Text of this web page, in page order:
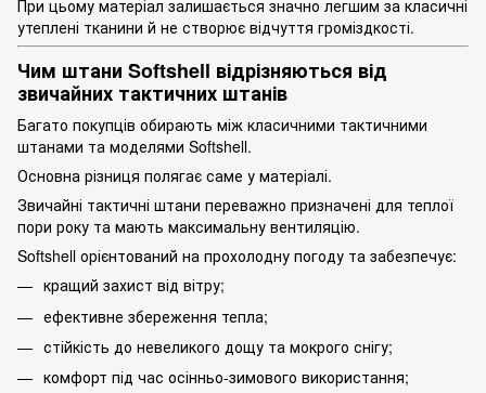
При цьому матеріал залишається значно легшим за класичні
утеплені тканини й не створює відчуття громіздкості.
Чим штани Softshell відрізняються від
звичайних тактичних штанів
Багато покупців обирають між класичними тактичними
штанами та моделями Softshell.
Основна різниця полягає саме у матеріалі.
Звичайні тактичні штани переважно призначені для теплої
пори року та мають максимальну вентиляцію.
Softshell орієнтований на прохолодну погоду та забезпечує:
кращий захист від вітру;
ефективне збереження тепла;
стійкість до невеликого дощу та мокрого снігу;
комфорт під час осінньо-зимового використання;